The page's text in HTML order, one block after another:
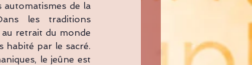
automatismes de la
les traditions
au retrait du monde
habité par le sacré.
le jeûne est